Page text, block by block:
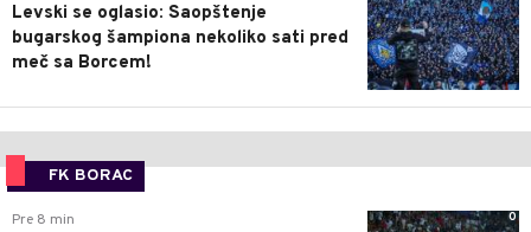
Levski se oglasio: Saopštenje
bugarskog šampiona nekoliko sati pred
meč sa Borcem!
FK BORAC
0
Pre 8 min